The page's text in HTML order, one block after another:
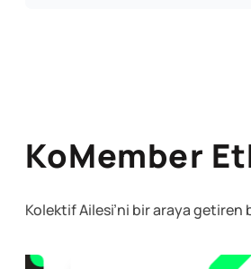
KoMember
Kolektif Ailesi’ni bir araya